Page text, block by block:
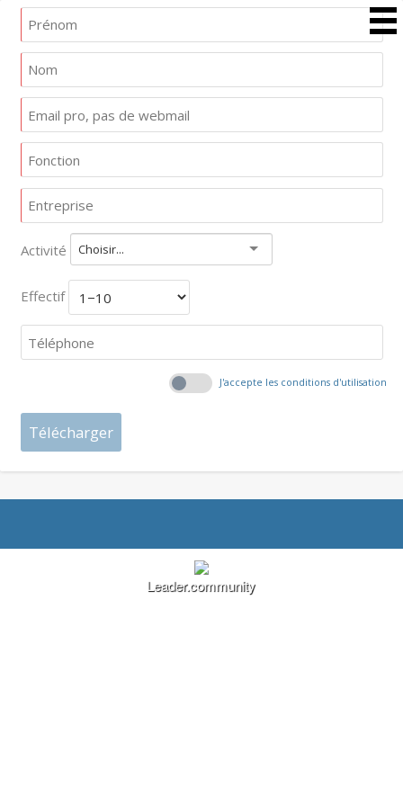
Activité Choisir...
Effectif
J'accepte les conditions d'utilisation
Leader.community